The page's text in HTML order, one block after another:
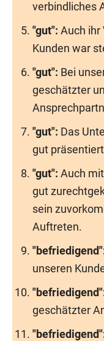
verbindliches
"gut": Auch ihr
Kunden war
"gut": Bei
geschätzter
"gut": Das
gut
"gut": Auch
gut
sein
Auftreten.
unseren
geschätzter